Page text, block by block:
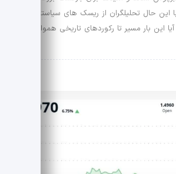
این حال تحلیلگران از ریسک های سیاستی
این بار مسیر تا رکوردهای تاریخی هموار